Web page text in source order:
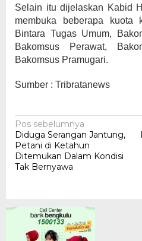
Selain itu dijelaskan Kabid
membuka beberapa kuota
Bintara Tugas Umum,
Bakomsus Perawat,
Bakomsus Pramugari.
Sumber : Tribratanews
Navigasi
pos
Pos sebelumnya
Diduga Serangan Jantung,
Petani di Ketahun
Ditemukan Dalam Kondisi
Tak Bernyawa